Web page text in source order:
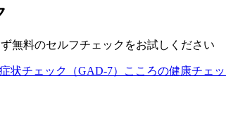
無料のセルフチェックをお試しください
状チェック（GAD-7） こころの健康チェッ